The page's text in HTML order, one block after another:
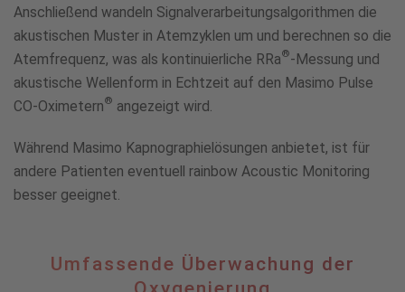
Anschließend wandeln Signalverarbeitungsalgorithmen die
akustischen Muster in Atemzyklen um und berechnen so die
Atemfrequenz, was als kontinuierliche RRa®-Messung und
akustische Wellenform in Echtzeit auf den Masimo Pulse
CO-Oximetern® angezeigt wird.
Während Masimo Kapnographielösungen anbietet, ist für
andere Patienten eventuell rainbow Acoustic Monitoring
besser geeignet.
Umfassende
Umfassende Überwachung der